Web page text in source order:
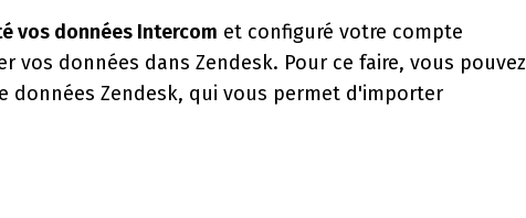
vos données Intercom et configuré votre compte
vos données dans Zendesk. Pour ce faire, vous pouvez
Zendesk, qui vous permet d'importer